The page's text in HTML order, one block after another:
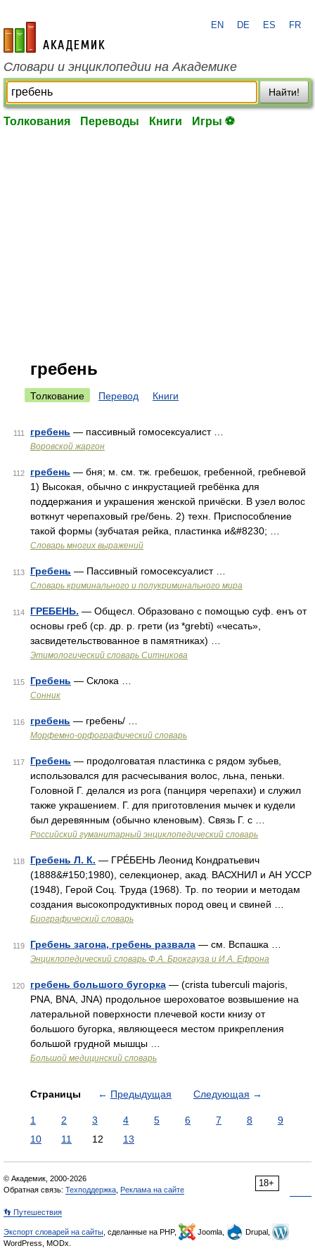
academic.ru
EN DE ES FR
Словари и энциклопедии на Академике
Найти!
Толкования Переводы Книги Игры ⚽
гребень
Толкование Перевод Книги
111 гребень — пассивный гомосексуалист …
Воровской жаргон
112 гребень — бня; м. см. тж. гребешок, гребенной, гребневой
1) Высокая, обычно с инкрустацией гребёнка для
поддержания и украшения женской причёски. В узел волос
воткнут черепаховый гре/бень. 2) техн. Приспособление
такой формы (зубчатая рейка, пластинка и&#8230; …
Словарь многих выражений
113 Гребень — Пассивный гомосексуалист …
Словарь криминального и полукриминального мира
114 ГРЕБЕНЬ. — Общесл. Образовано с помощью суф. енъ от
основы греб (ср. др. р. грети (из *grebti) «чесать»,
засвидетельствованное в памятниках) …
Этимологический словарь Ситникова
115 Гребень — Склока …
Сонник
116 гребень — гребень/ …
Морфемно-орфографический словарь
117 Гребень — продолговатая пластинка с рядом зубьев,
использовался для расчесывания волос, льна, пеньки.
Головной Г. делался из рога (панциря черепахи) и служил
также украшением. Г. для приготовления мычек и кудели
был деревянным (обычно кленовым). Связь Г. с …
Российский гуманитарный энциклопедический словарь
118 Гребень Л. К. — ГРÉБЕНЬ Леонид Кондратьевич
(1888&#150;1980), селекционер, акад. ВАСХНИЛ и АН УССР
(1948), Герой Соц. Труда (1968). Тр. по теории и методам
создания высокопродуктивных пород овец и свиней …
Биографический словарь
119 Гребень загона, гребень развала — см. Вспашка …
Энциклопедический словарь Ф.А. Брокгауза и И.А. Ефрона
120 гребень большого бугорка — (crista tuberculi majoris,
PNA, BNA, JNA) продольное шероховатое возвышение на
латеральной поверхности плечевой кости книзу от
большого бугорка, являющееся местом прикрепления
большой грудной мышцы …
Большой медицинский словарь
Страницы ← Предыдущая Следующая →
1 2 3 4 5 6 7 8
9
10
11 12 13
18+
© Академик, 2000-2026
Обратная связь: Техподдержка Реклама на сайте
👣 Путешествия
Экспорт словарей на сайты , сделанные на PHP, Joomla,
Drupal,
WordPress, MODx.